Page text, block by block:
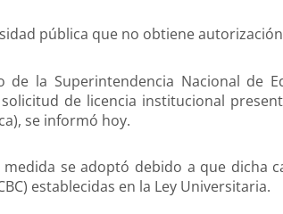
pública que no obtiene autorización
de la Superintendencia Nacional de
de licencia institucional
se informó hoy.
medida se adoptó debido a que dicha
establecidas en la Ley Universitaria.